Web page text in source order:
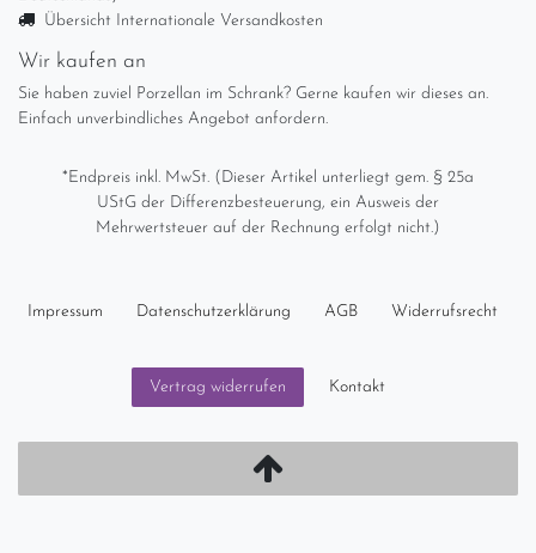
Übersicht Internationale Versandkosten
Wir kaufen an
Sie haben zuviel Porzellan im Schrank? Gerne kaufen wir dieses an.
Einfach unverbindliches Angebot anfordern.
*Endpreis inkl. MwSt. (Dieser Artikel unterliegt gem. § 25a
UStG der Differenzbesteuerung, ein Ausweis der
Mehrwertsteuer auf der Rechnung erfolgt nicht.)
Impressum Daten­schutz­erklärung AGB Widerrufs­recht
Vertrag widerrufen Kontakt